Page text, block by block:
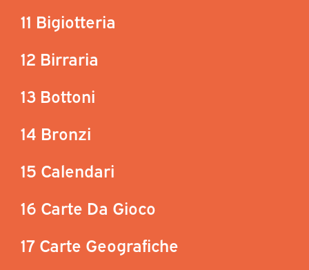
11 Bigiotteria
12 Birraria
13 Bottoni
14 Bronzi
15 Calendari
16 Carte Da Gioco
17 Carte Geografiche